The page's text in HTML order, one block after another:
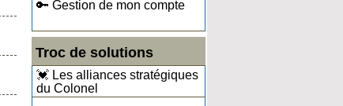
🔑 Gestion de mon compte
Troc de solutions
💓 Les alliances stratégiques
du Colonel